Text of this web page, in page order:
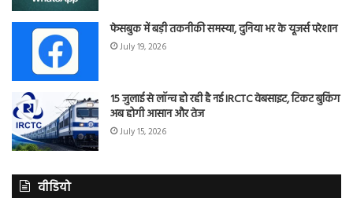
फेसबुक में बड़ी तकनीकी समस्या, दुनिया भर के यूजर्स परेशान
July 19, 2026
15 जुलाई से लॉन्च हो रही है नई IRCTC वेबसाइट, टिकट बुकिंग
अब होगी आसान और तेज
July 15, 2026
वीडियो